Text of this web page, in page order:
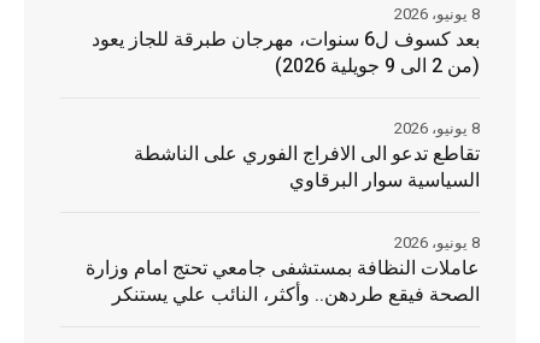
بعد كسوف ل6 سنوات، مهرجان طبرقة للجاز يعود
(من 2 الى 9 جويلية 2026)
8 يونيو، 2026
تقاطع تدعو الى الافراج الفوري على الناشطة
السياسية سوار البرقاوي
8 يونيو، 2026
عاملات النظافة بمستشفى جامعي تحتج امام وزارة
الصحة فيقع طردهن.. وأكثر، النائب علي يستنكر
8 يونيو، 2026